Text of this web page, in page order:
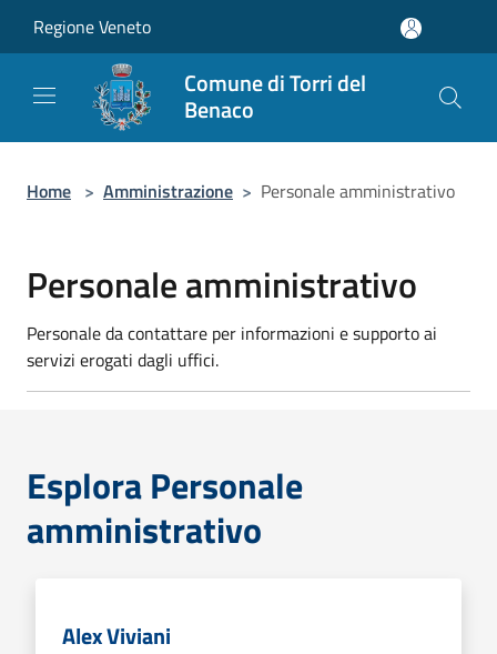
Regione Veneto
Comune di Torri del
Benaco
Home > Amministrazione > Personale amministrativo
Personale amministrativo
Personale da contattare per informazioni e supporto ai
servizi erogati dagli uffici.
Esplora Personale
amministrativo
Alex Viviani